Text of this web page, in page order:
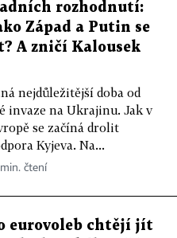
rozhodnutí:
Západ a Putin se
A zničí Kalousek
nejdůležitější doba od
invaze na Ukrajinu. Jak v
se začíná drolit
Kyjeva. Na...
min. čtení
eurovoleb chtějí jít